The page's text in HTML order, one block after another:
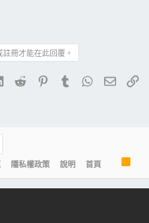
冊才能在此回覆。
LinkedIn
Reddit PinterestTumblrWhatsApp
電子
隱私權政策 說明 首頁
S